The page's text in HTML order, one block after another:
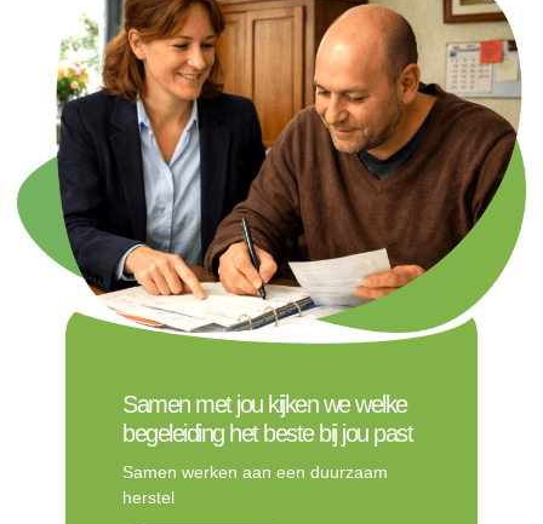
Samen met jou kijken we welke
begeleiding het beste bij jou past
Samen werken aan een duurzaam
herstel